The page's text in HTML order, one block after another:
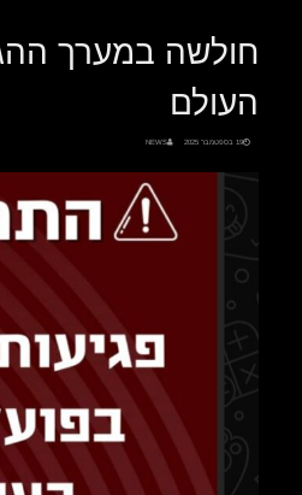
חולשה במערך
העולם
19 בספטמבר 2025 NEWS